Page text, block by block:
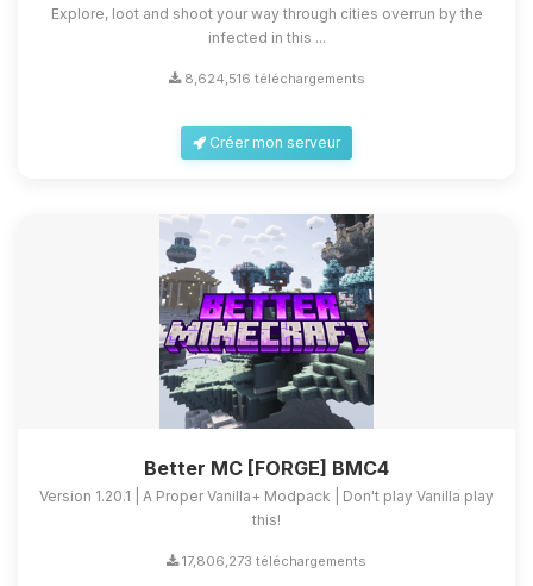
Explore, loot and shoot your way through cities overrun by the
infected in this ...
8,624,516 téléchargements
Créer mon serveur
Better MC [FORGE] BMC4
Version 1.20.1 | A Proper Vanilla+ Modpack | Don't play Vanilla play
this!
17,806,273 téléchargements